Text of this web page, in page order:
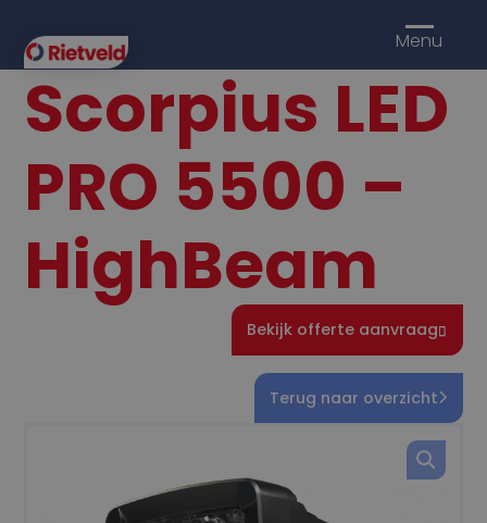
Menu
Scorpius LED
PRO 5500 –
HighBeam
Bekijk offerte aanvraag
Terug naar overzicht